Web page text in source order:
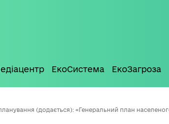
ЕкоСистема ЕкоЗагроза
(додається): «Генеральний план